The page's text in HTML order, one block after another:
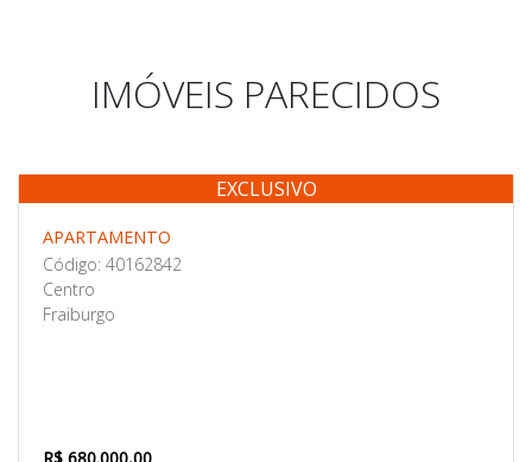
IMÓVEIS PARECIDOS
Venda
EXCLUSIVO
APARTAMENTO
Código: 40162842
Centro
Fraiburgo